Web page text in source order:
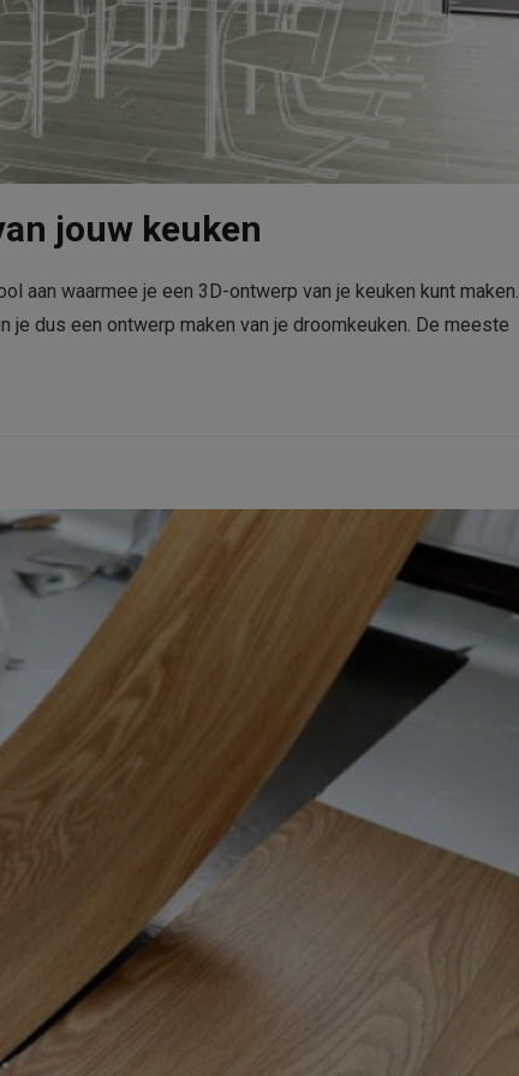
jouw keuken
aan waarmee je een 3D-ontwerp van je keuken kunt maken.
je dus een ontwerp maken van je droomkeuken. De meeste